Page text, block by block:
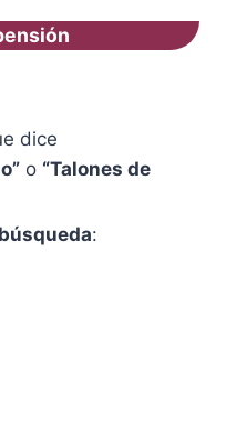
dice
o “Talones de
: